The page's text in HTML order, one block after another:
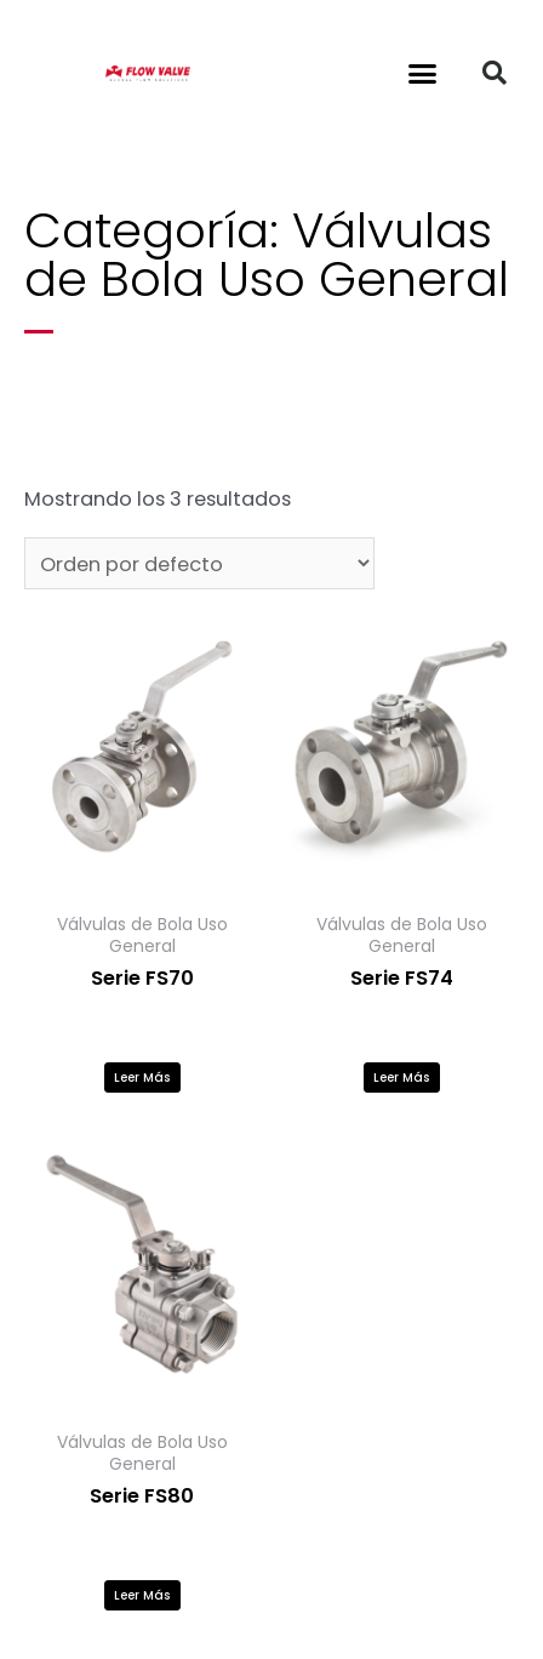
Categoría: Válvulas
de Bola Uso General
Mostrando los 3 resultados
Válvulas de Bola Uso
General
Serie FS70
Leer Más
Válvulas de Bola Uso
General
Serie FS74
Leer Más
Válvulas de Bola Uso
General
Serie FS80
Leer Más